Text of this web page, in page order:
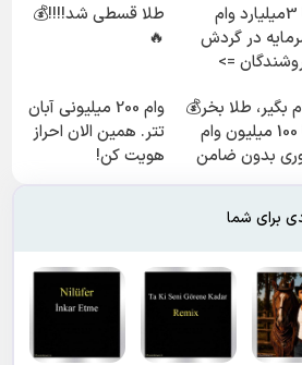
تا 3میلیارد وام
در گردش
=>
طلا قسطی شد!!!!💰
🔥
بگیر، طلا بخر💰
تا 100 میلیون وام
بدون ضامن
وام 200 میلیونی آبان
تتر. همین الان احراز
هویت کن!
برای شما